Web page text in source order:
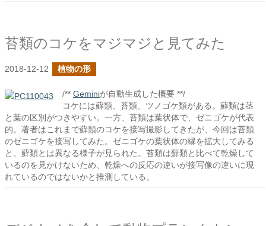
苔類のコケをマジマジと見てみた
2018-12-12 植物の形
/** Geminiが自動生成した概要 **/
コケには蘚類、苔類、ツノゴケ類がある。蘚類は茎
と葉の区別がつきやすい。一方、苔類は葉状体で、ゼニゴケが代表
的。著者はこれまで蘚類のコケを接写撮影してきたが、今回は苔類
のゼニゴケを接写してみた。ゼニゴケの葉状体の縁を拡大してみる
と、蘚類とは異なる様子が見られた。苔類は蘚類と比べて乾燥して
いるのを見かけないため、乾燥への反応の違いが接写像の違いに現
れているのではないかと推測している。